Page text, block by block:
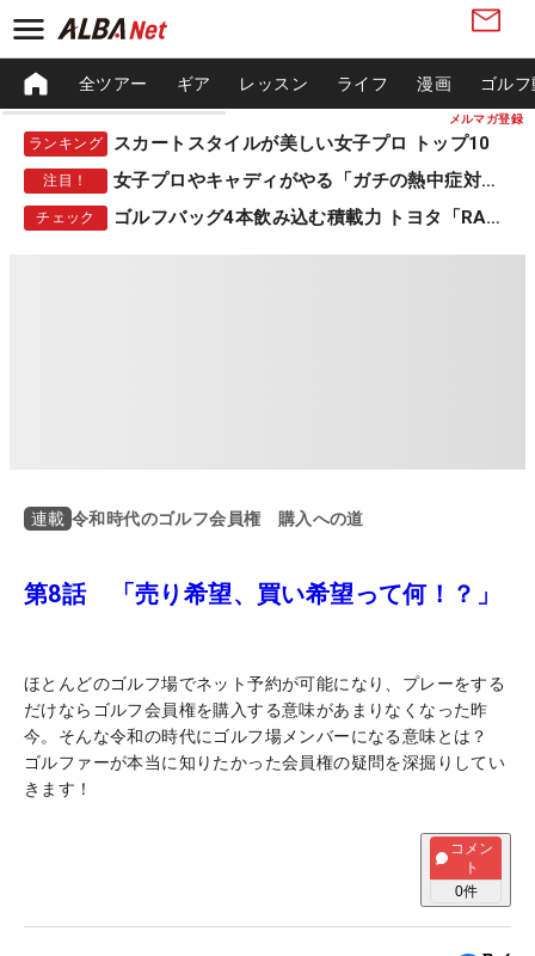
メルマガ登録
全ツアー ギア レッスン ライフ 漫画 ゴル
ランキング スカートスタイルが美しい女子プロ トップ10
注目！ 女子プロやキャディがやる「ガチの熱中症対策」
チェック ゴルフバッグ4本飲み込む積載力 トヨタ「RAV4」
連載 令和時代のゴルフ会員権 購入への道
第8話 「売り希望、買い希望って何！？」
ほとんどのゴルフ場でネット予約が可能になり、プレーをする
だけならゴルフ会員権を購入する意味があまりなくなった昨
今。そんな令和の時代にゴルフ場メンバーになる意味とは？
ゴルファーが本当に知りたかった会員権の疑問を深掘りしてい
きます！
コメン
ト
0件